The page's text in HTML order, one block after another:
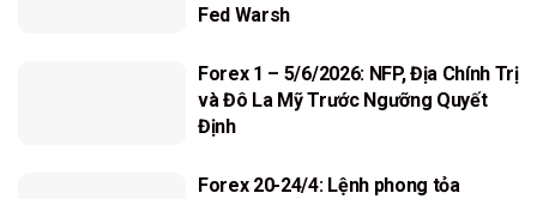
Fed Warsh
Forex 1 – 5/6/2026: NFP, Địa Chính Trị
và Đô La Mỹ Trước Ngưỡng Quyết
Định
Forex 20-24/4: Lệnh phong tỏa